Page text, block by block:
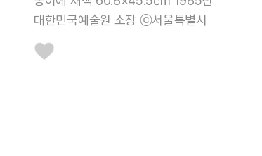
대한민국예술원 소장 ⓒ서울특별시